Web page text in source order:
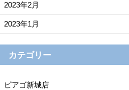
2023年2月
2023年1月
カテゴリー
ピアゴ新城店